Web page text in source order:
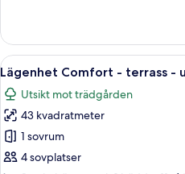
Superior
terrass
havsutsikt
Öppna
alla
foton
för
Lägenhet
Comfort
7
Lägenhet Comfort - terrass -
Utsikt mot trädgården
43 kvadratmeter
1 sovrum
4 sovplatser